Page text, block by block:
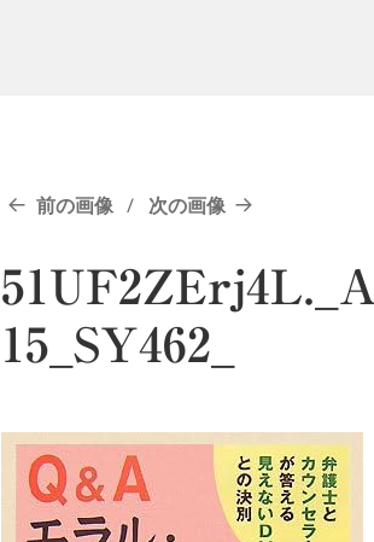
前の画像 次の画像
15_SY462_